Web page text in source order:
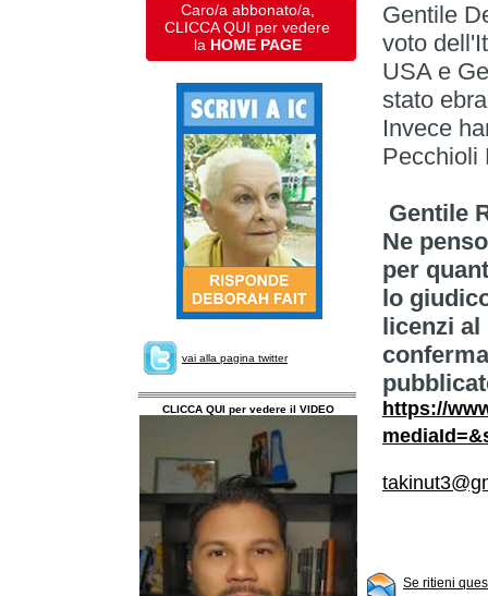
Caro/a abbonato/a,
CLICCA QUI per vedere
la HOME PAGE
vai alla pagina twitter
CLICCA QUI per vedere il VIDEO
Gentile
voto
USA e
stato
Invece
Pecchioli
Gentile
Ne
per
lo
licenzi al
https://
Se ritieni